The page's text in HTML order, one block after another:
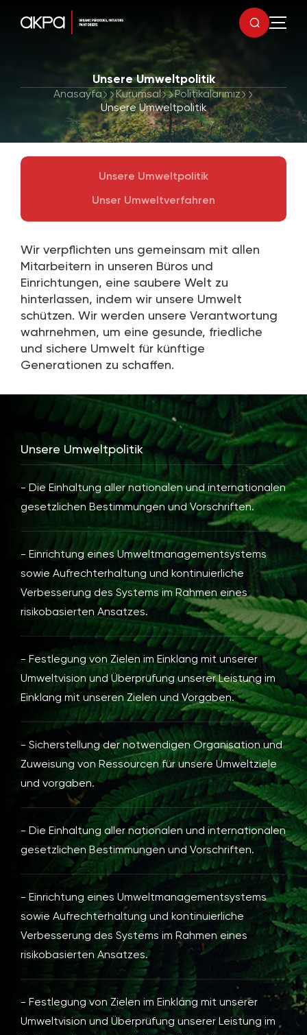
Unsere Umweltpolitik
Anasayfa Kurumsal
Politikalarımız
Unsere Umweltpolitik
Unsere Umweltpolitik
Unser Umweltverfahren
Wir verpflichten uns gemeinsam mit allen
Mitarbeitern in unseren Büros und
Einrichtungen, eine saubere Welt zu
hinterlassen, indem wir unsere Umwelt
schützen. Wir werden unsere Verantwortung
wahrnehmen, um eine gesunde, friedliche
und sichere Umwelt für künftige
Generationen zu schaffen.
Unsere Umweltpolitik
- Die Einhaltung aller nationalen und internationalen
gesetzlichen Bestimmungen und Vorschriften.
- Einrichtung eines Umweltmanagementsystems
sowie Aufrechterhaltung und kontinuierliche
Verbesserung des Systems im Rahmen eines
risikobasierten Ansatzes.
- Festlegung von Zielen im Einklang mit unserer
Umweltvision und Überprüfung unserer Leistung im
Einklang mit unseren Zielen und Vorgaben.
- Sicherstellung der notwendigen Organisation und
Zuweisung von Ressourcen für unsere Umweltziele
und vorgaben.
- Die Einhaltung aller nationalen und internationalen
gesetzlichen Bestimmungen und Vorschriften.
- Einrichtung eines Umweltmanagementsystems
sowie Aufrechterhaltung und kontinuierliche
Verbesserung des Systems im Rahmen eines
risikobasierten Ansatzes.
- Festlegung von Zielen im Einklang mit unserer
Umweltvision und Überprüfung unserer Leistung im